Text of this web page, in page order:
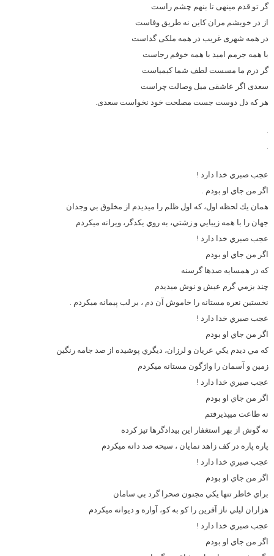
گر تو قدم می​نهی تا بنهم چشم راست
از در خویشم مران کاین نه طریق وفاست
در همه شهری غریب در همه ملکی گداست
با همه جرمم امید با همه خوفم رجاست
گر درم ما مسست لطف شما کیمیاست
سعدی اگر عاشقی میل وصالت چراست
هر که دل دوست جست مصلحت خود نخواست سعدی.
.
.
عجب صبري خدا دارد !
اگر من جاي او بودم .
همان يك لحظه اول، كه اول ظلم را ميديدم از مخلوق بي وجدان
جهان را با همه زيبايي و زشتي، به روي يكدگر، ويرانه ميكردم
عجب صبري خدا دارد !
اگر من جاي او بودم
كه در همسايه صدها گرسنه
چند بزمي گرم عيش و نوش ميديدم
نخستين نعره مستانه را خاموش آن دم ، بر لب پيمانه ميكردم .
عجب صبري خدا دارد !
اگر من جاي او بودم
كه مي ديدم يكي عريان و لرزان، ديگري پوشيده از صد جامه رنگين
زمين و آسمان را واژگون مستانه ميكردم
عجب صبري خدا دارد !
اگر من جاي او بودم
نه طاعت ميپذيرفتم
نه گوش از بهر استغفار اين بيدادگرها تيز كرده
پاره پاره در كف زاهد نمايان ، سبحه صد دانه ميكردم
عجب صبري خدا دارد !
اگر من جاي او بودم
براي خاطر تنها يكي مجنون صحرا گرد بي سامان
هزاران ليلي ناز آفرين را كو به كو، آواره و ديوانه ميكردم
عجب صبري خدا دارد !
اگر من جاي او بودم